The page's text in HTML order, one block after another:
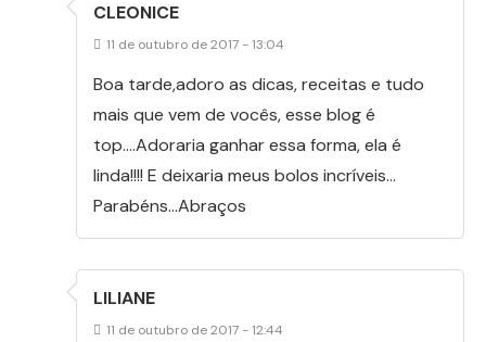
CLEONICE
11 de outubro de 2017 - 13:04
Boa tarde,adoro as dicas, receitas e tudo
mais que vem de vocês, esse blog é
top….Adoraria ganhar essa forma, ela é
linda!!!! E deixaria meus bolos incríveis…
Parabéns…Abraços
LILIANE
11 de outubro de 2017 - 12:44